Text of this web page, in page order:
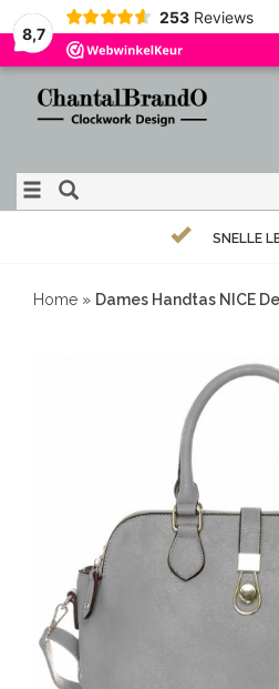
8,7
253 Reviews
SNELLE
Home » Dames Handtas NICE